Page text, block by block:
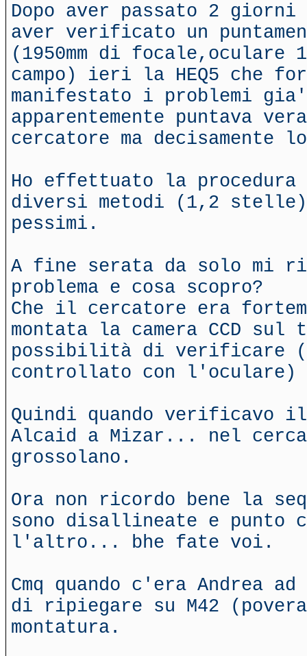
Dopo aver passato 2 giorni
aver verificato un
(1950mm di focale,oculare
campo) ieri la HEQ5 che
manifestato i problemi
apparentemente puntava
cercatore ma decisamente
Ho effettuato la
diversi metodi (1,2 stelle)
pessimi.
A fine serata da solo mi
problema e cosa scopro?
Che il cercatore era
montata la camera CCD
possibilità di verificare
controllato con
Quindi quando verificavo il
Alcaid a Mizar... nel
grossolano.
Ora non ricordo bene la
sono disallineate e punto
l'altro... bhe fate voi.
Cmq quando c'era Andrea
di ripiegare su M42
montatura.